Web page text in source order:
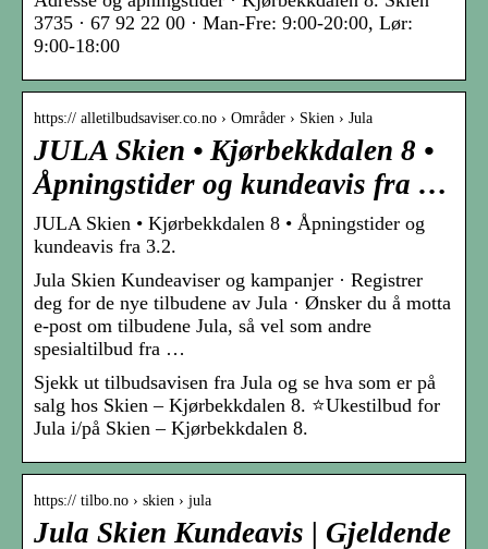
3735 · 67 92 22 00 · Man-Fre: 9:00-20:00, Lør:
9:00-18:00
https:// alletilbudsaviser.co.no › Områder › Skien › Jula
JULA Skien • Kjørbekkdalen 8 •
Åpningstider og kundeavis fra …
JULA Skien • Kjørbekkdalen 8 • Åpningstider og
kundeavis fra 3.2.
Jula Skien Kundeaviser og kampanjer · Registrer
deg for de nye tilbudene av Jula · Ønsker du å motta
e-post om tilbudene Jula, så vel som andre
spesialtilbud fra …
Sjekk ut tilbudsavisen fra Jula og se hva som er på
salg hos Skien – Kjørbekkdalen 8. ⭐Ukestilbud for
Jula i/på Skien – Kjørbekkdalen 8.
https:// tilbo.no › skien › jula
Jula Skien Kundeavis | Gjeldende